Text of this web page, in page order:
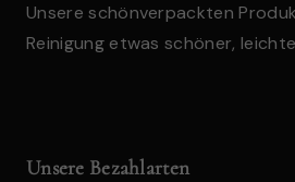
Unsere schönverpackten
Reinigung etwas schöner,
Unsere Bezahlarten